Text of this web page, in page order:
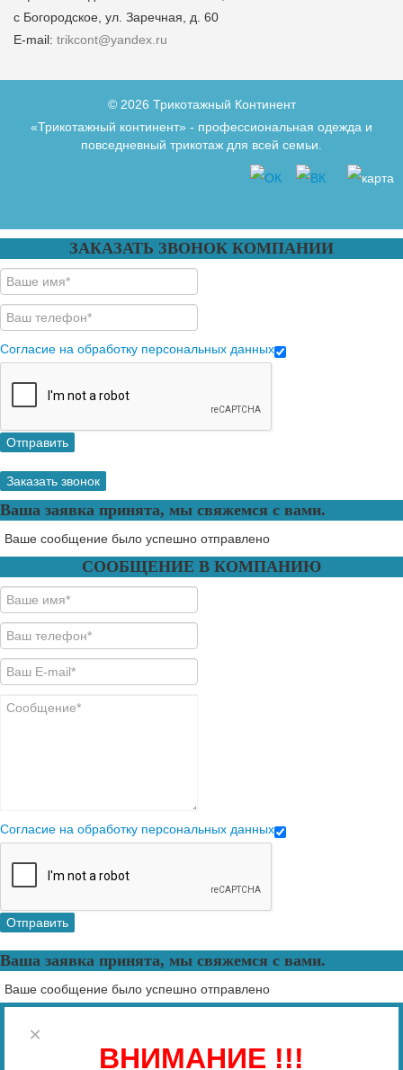
с Богородское, ул. Заречная, д. 60
E-mail: trikcont@yandex.ru
© 2026 Трикотажный Континент
«Трикотажный континент» - профессиональная одежда и
повседневный трикотаж для всей семьи.
ЗАКАЗАТЬ ЗВОНОК КОМПАНИИ
Согласие на обработку персональных данных
Отправить
Заказать звонок
Ваша заявка принята, мы свяжемся с вами.
Ваше сообщение было успешно отправлено
СООБЩЕНИЕ В КОМПАНИЮ
Согласие на обработку персональных данных
Отправить
Ваша заявка принята, мы свяжемся с вами.
Ваше сообщение было успешно отправлено
×
ВНИМАНИЕ !!!